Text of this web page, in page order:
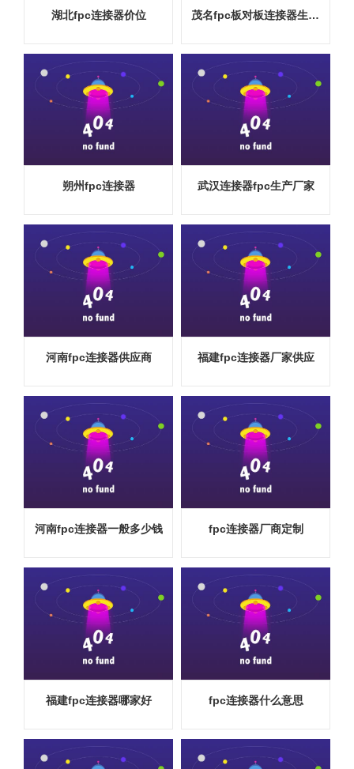
湖北fpc连接器价位 茂名fpc板对板连接器生产厂家
朔州fpc连接器 武汉连接器fpc生产厂家
河南fpc连接器供应商 福建fpc连接器厂家供应
河南fpc连接器一般多少钱 fpc连接器厂商定制
福建fpc连接器哪家好 fpc连接器什么意思